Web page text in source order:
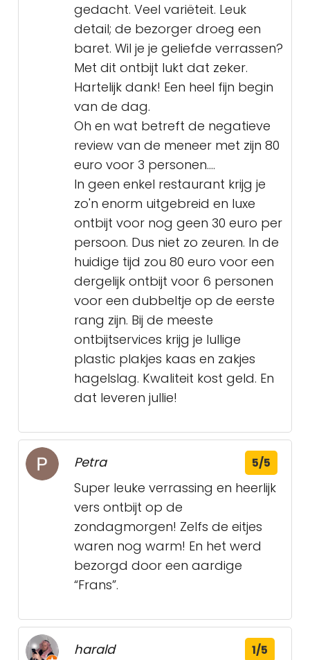
gedacht. Veel variëteit. Leuk
detail; de bezorger droeg een
baret. Wil je je geliefde verrassen?
Met dit ontbijt lukt dat zeker.
Hartelijk dank! Een heel fijn begin
van de dag.
Oh en wat betreft de negatieve
review van de meneer met zijn 80
euro voor 3 personen....
In geen enkel restaurant krijg je
zo'n enorm uitgebreid en luxe
ontbijt voor nog geen 30 euro per
persoon. Dus niet zo zeuren. In de
huidige tijd zou 80 euro voor een
dergelijk ontbijt voor 6 personen
voor een dubbeltje op de eerste
rang zijn. Bij de meeste
ontbijtservices krijg je lullige
plastic plakjes kaas en zakjes
hagelslag. Kwaliteit kost geld. En
dat leveren jullie!
Petra 5/5
Super leuke verrassing en heerlijk
vers ontbijt op de
zondagmorgen! Zelfs de eitjes
waren nog warm! En het werd
bezorgd door een aardige
“Frans”.
harald 1/5